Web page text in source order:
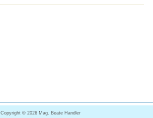
Copyright © Mag. Beate Handler